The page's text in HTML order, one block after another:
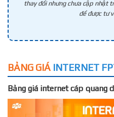
thay đổi nhưng chưa cập nhật
để được tư
BẢNG GIÁ INTERNET
Bảng giá internet cáp quang